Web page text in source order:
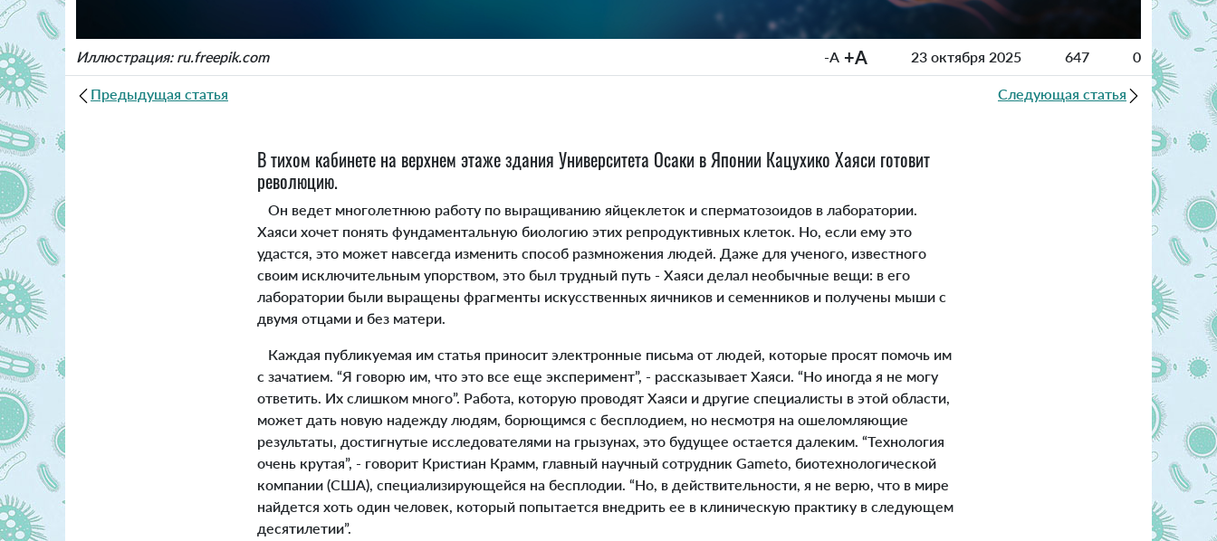
Иллюстрация: ru.freepik.com -A +A 23 октября 2025 647 0
Предыдущая статья Следующая статья
В тихом кабинете на верхнем этаже здания Университета Осаки в Японии Кацухико Хаяси готовит
революцию.
Он ведет многолетнюю работу по выращиванию яйцеклеток и сперматозоидов в лаборатории.
Хаяси хочет понять фундаментальную биологию этих репродуктивных клеток. Но, если ему это
удастся, это может навсегда изменить способ размножения людей. Даже для ученого, известного
своим исключительным упорством, это был трудный путь - Хаяси делал необычные вещи: в его
лаборатории были выращены фрагменты искусственных яичников и семенников и получены мыши с
двумя отцами и без матери.
Каждая публикуемая им статья приносит электронные письма от людей, которые просят помочь им
с зачатием. “Я говорю им, что это все еще эксперимент”, - рассказывает Хаяси. “Но иногда я не могу
ответить. Их слишком много”. Работа, которую проводят Хаяси и другие специалисты в этой области,
может дать новую надежду людям, борющимся с бесплодием, но несмотря на ошеломляющие
результаты, достигнутые исследователями на грызунах, это будущее остается далеким. “Технология
очень крутая”, - говорит Кристиан Крамм, главный научный сотрудник Gameto, биотехнологической
компании (США), специализирующейся на бесплодии. “Но, в действительности, я не верю, что в мире
найдется хоть один человек, который попытается внедрить ее в клиническую практику в следующем
десятилетии”.